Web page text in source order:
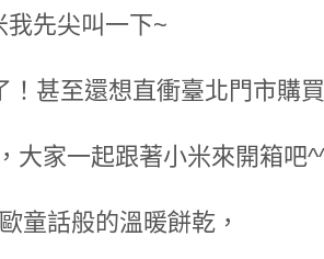
我先尖叫一下~
甚至還想直衝臺北門市購買
大家一起跟著小米來開箱吧
童話般的溫暖餅乾，